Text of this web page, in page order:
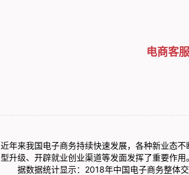
电商客
近年来我国电子商务持续快速发展，各种新业态
型升级、开辟就业创业渠道等发面发挥了重要作用
据数据统计显示：2018年中国电子商务整体交